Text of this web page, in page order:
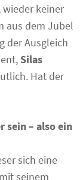
keiner
aus dem Jubel
der Ausgleich
Silas
Hat der
sein – also ein
sich eine
seinem